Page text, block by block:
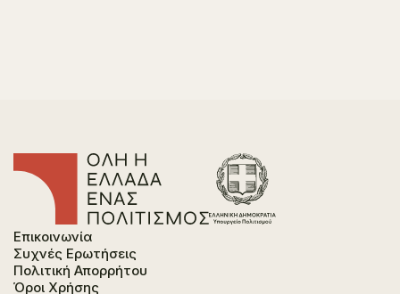
Επικοινωνία
Συχνές Ερωτήσεις
Πολιτική Απορρήτου
Όροι Χρήσης